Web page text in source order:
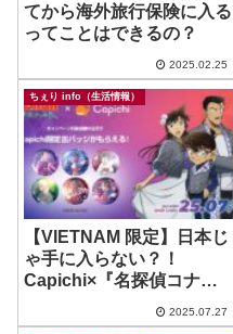
てから海外旅行保険に入る
ってことはできるの？
2025.02.25
ちぇり info（生活情報）
【VIETNAM 限定】日本じ
ゃ手に入らない？！
Capichi×『名探偵コナン
缶バッジ、コンプリートし
2025.07.27